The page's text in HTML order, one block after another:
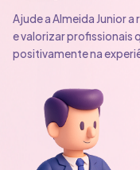
Ajude a Almeida Junior
e valorizar profissionais
positivamente na